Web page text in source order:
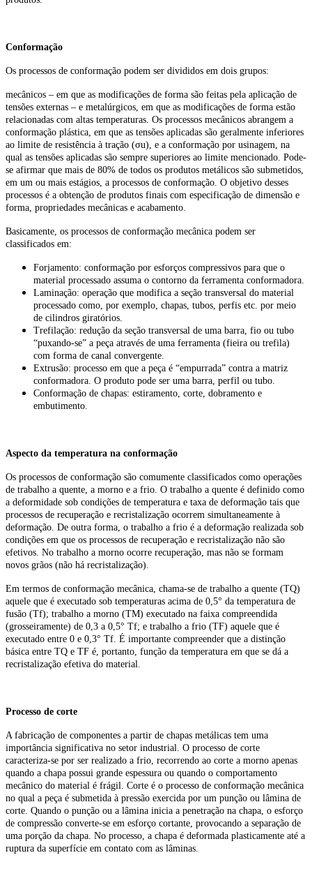
Conformação
Os processos de conformação podem ser divididos em dois grupos:
mecânicos – em que as modificações de forma são feitas pela aplicação de
tensões externas – e metalúrgicos, em que as modificações de forma estão
relacionadas com altas temperaturas. Os processos mecânicos abrangem a
conformação plástica, em que as tensões aplicadas são geralmente inferiores
ao limite de resistência à tração (σu), e a conformação por usinagem, na
qual as tensões aplicadas são sempre superiores ao limite mencionado. Pode-
se afirmar que mais de 80% de todos os produtos metálicos são submetidos,
em um ou mais estágios, a processos de conformação. O objetivo desses
processos é a obtenção de produtos finais com especificação de dimensão e
forma, propriedades mecânicas e acabamento.
Basicamente, os processos de conformação mecânica podem ser
classificados em:
Forjamento: conformação por esforços compressivos para que o
material processado assuma o contorno da ferramenta conformadora.
Laminação: operação que modifica a seção transversal do material
processado como, por exemplo, chapas, tubos, perfis etc. por meio
de cilindros giratórios.
Trefilação: redução da seção transversal de uma barra, fio ou tubo
“puxando-se” a peça através de uma ferramenta (fieira ou trefila)
com forma de canal convergente.
Extrusão: processo em que a peça é “empurrada” contra a matriz
conformadora. O produto pode ser uma barra, perfil ou tubo.
Conformação de chapas: estiramento, corte, dobramento e
embutimento.
Aspecto da temperatura na conformação
Os processos de conformação são comumente classificados como operações
de trabalho a quente, a morno e a frio. O trabalho a quente é definido como
a deformidade sob condições de temperatura e taxa de deformação tais que
processos de recuperação e recristalização ocorrem simultaneamente à
deformação. De outra forma, o trabalho a frio é a deformação realizada sob
condições em que os processos de recuperação e recristalização não são
efetivos. No trabalho a morno ocorre recuperação, mas não se formam
novos grãos (não há recristalização).
Em termos de conformação mecânica, chama-se de trabalho a quente (TQ)
aquele que é executado sob temperaturas acima de 0,5° da temperatura de
fusão (Tf); trabalho a morno (TM) executado na faixa compreendida
(grosseiramente) de 0,3 a 0,5° Tf; e trabalho a frio (TF) aquele que é
executado entre 0 e 0,3° Tf. É importante compreender que a distinção
básica entre TQ e TF é, portanto, função da temperatura em que se dá a
recristalização efetiva do material.
Processo de corte
A fabricação de componentes a partir de chapas metálicas tem uma
importância significativa no setor industrial. O processo de corte
caracteriza-se por ser realizado a frio, recorrendo ao corte a morno apenas
quando a chapa possui grande espessura ou quando o comportamento
mecânico do material é frágil. Corte é o processo de conformação mecânica
no qual a peça é submetida à pressão exercida por um punção ou lâmina de
corte. Quando o punção ou a lâmina inicia a penetração na chapa, o esforço
de compressão converte-se em esforço cortante, provocando a separação de
uma porção da chapa. No processo, a chapa é deformada plasticamente até a
ruptura da superfície em contato com as lâminas.